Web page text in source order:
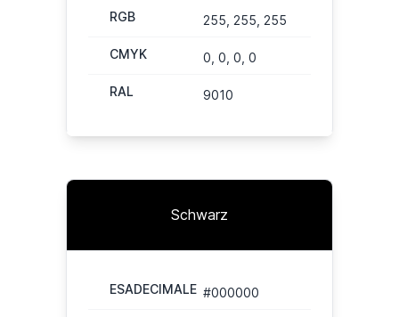
RGB 255, 255, 255
CMYK 0, 0, 0, 0
RAL 9010
Schwarz
ESADECIMALE #000000